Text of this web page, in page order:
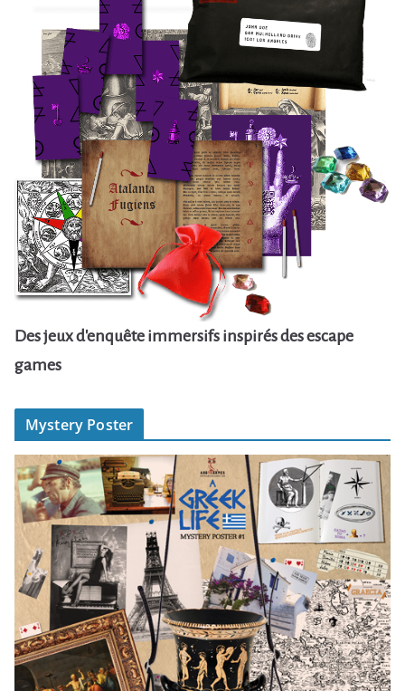
Des jeux d'enquête immersifs inspirés des escape
games
Mystery Poster